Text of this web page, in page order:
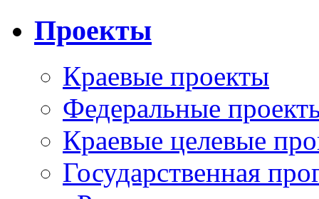
Проекты
Краевые проекты
Федеральные
Краевые целевые
Государственная